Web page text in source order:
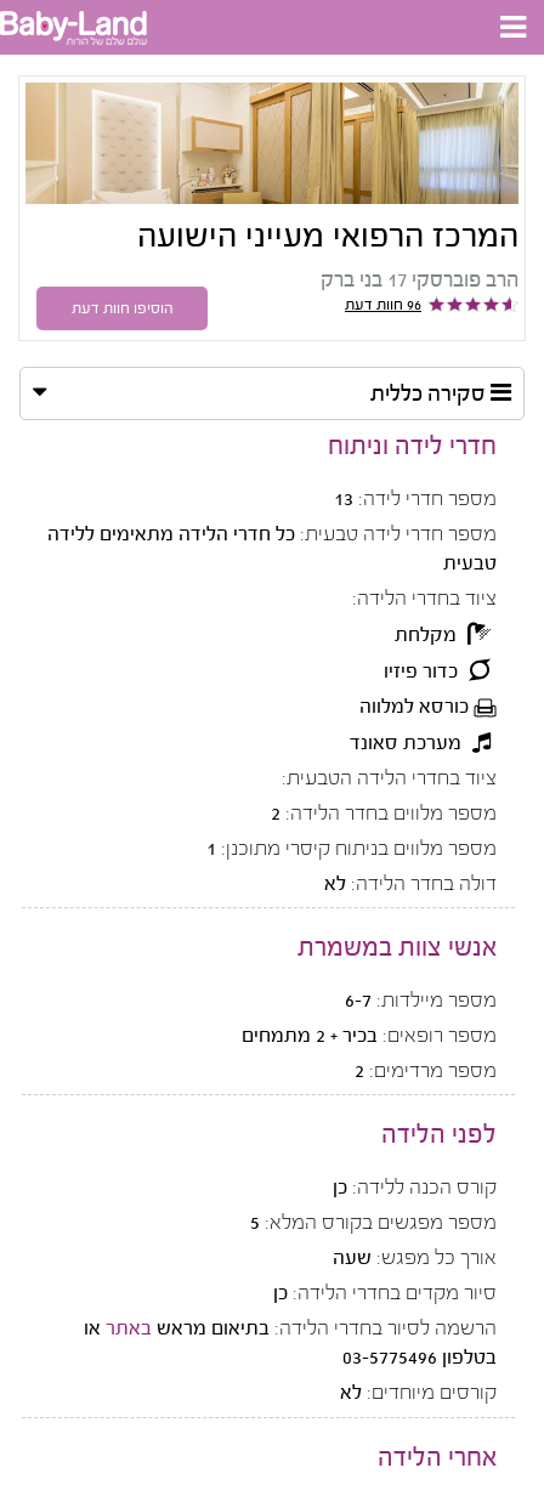
המרכז הרפואי מעייני הישועה
הרב פוברסקי 17 בני ברק
96 חוות דעת הוסיפו חוות דעת
סקירה כללית
חדרי לידה וניתוח
מספר חדרי לידה: 13
מספר חדרי לידה טבעית: כל חדרי הלידה מתאימים ללידה
טבעית
ציוד בחדרי הלידה:
מקלחת
כדור פיזיו
כורסא למלווה
מערכת סאונד
ציוד בחדרי הלידה הטבעית:
מספר מלווים בחדר הלידה: 2
מספר מלווים בניתוח קיסרי מתוכנן: 1
דולה בחדר הלידה: לא
אנשי צוות במשמרת
מספר מיילדות: 6-7
מספר רופאים: בכיר + 2 מתמחים
מספר מרדימים: 2
לפני הלידה
קורס הכנה ללידה: כן
מספר מפגשים בקורס המלא: 5
אורך כל מפגש: שעה
סיור מקדים בחדרי הלידה: כן
הרשמה לסיור בחדרי הלידה: בתיאום מראש באתר או
בטלפון 03-5775496
קורסים מיוחדים: לא
אחרי הלידה